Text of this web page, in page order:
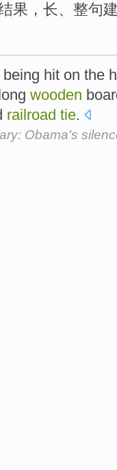
果，长、整句
hit on the
wooden
railroad tie.
Obama's